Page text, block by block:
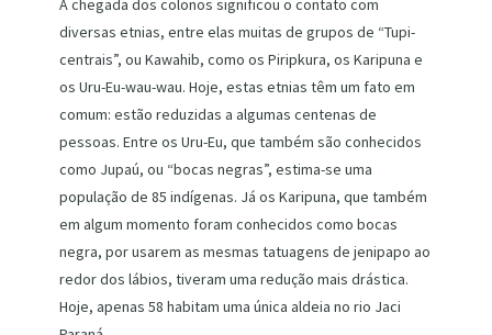
A chegada dos colonos significou o contato com
diversas etnias, entre elas muitas de grupos de “Tupi-
centrais”, ou Kawahib, como os Piripkura, os Karipuna e
os Uru-Eu-wau-wau. Hoje, estas etnias têm um fato em
comum: estão reduzidas a algumas centenas de
pessoas. Entre os Uru-Eu, que também são conhecidos
como Jupaú, ou “bocas negras”, estima-se uma
população de 85 indígenas. Já os Karipuna, que também
em algum momento foram conhecidos como bocas
negra, por usarem as mesmas tatuagens de jenipapo ao
redor dos lábios, tiveram uma redução mais drástica.
Hoje, apenas 58 habitam uma única aldeia no rio Jaci